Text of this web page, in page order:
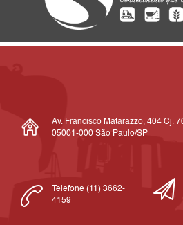
Av. Francisco Matarazzo, 404 Cj.
05001-000 São Paulo/SP
Telefone (11) 3662-
4159